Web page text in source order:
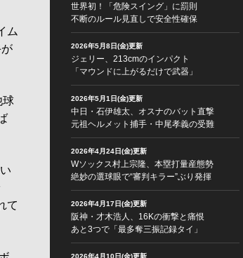
ム
球
て
世界初！「危険スイング」に罰則
不断のルール見直しで安全性確保
2026年5月8日(金)更新
ジェリー、213cmのインパクト
「マウンドに上がるだけで武器」
2026年5月1日(金)更新
中日・石伊雄太、オスナのバット直撃
元祖ヘルメット捕手・中尾孝義の受難
2026年4月24日(金)更新
Wソックス村上宗隆、本塁打量産態勢
絶妙の選球眼で“審判キラー”ぶり発揮
2026年4月17日(金)更新
阪神・才木浩人、16Kの衝撃と痛恨
あと3つで「最多奪三振記録タイ」
2026年4月10日(金)更新